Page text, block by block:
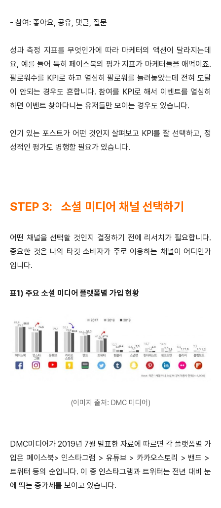
- 참여: 좋아요, 공유, 댓글, 질문
성과 측정 지표를 무엇인가에 따라 마케터의 액션이 달라지는데
요, 예를 들어 특히 페이스북의 평가 지표가 마케터들을 애먹이죠.
팔로워수를 KPI로 하고 열심히 팔로워를 늘려놓았는데 전혀 도달
이 안되는 경우도 흔합니다. 참여를 KPI로 해서 이벤트를 열심히
하면 이벤트 찾아다니는 유저들만 모이는 경우도 있습니다.
인기 있는 포스트가 어떤 것인지 살펴보고 KPI를 잘 선택하고, 정
성적인 평가도 병행할 필요가 있습니다.
STEP 3: 소셜 미디어 채널 선택하기
어떤 채널을 선택할 것인지 결정하기 전에 리서치가 필요합니다.
중요한 것은 나의 타깃 소비자가 주로 이용하는 채널이 어디인가
입니다.
표1) 주요 소셜 미디어 플랫폼별 가입 현황
(이미지 출처: DMC 미디어)
DMC미디어가 2019년 7월 발표한 자료에 따르면 각 플랫폼별 가
입은 페이스북> 인스타그램 > 유튜브 > 카카오스토리 > 밴드 >
트위터 등의 순입니다. 이 중 인스타그램과 트위터는 전년 대비 눈
에 띄는 증가세를 보이고 있습니다.